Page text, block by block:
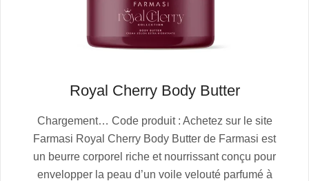
Royal Cherry Body Butter
10-
13
Chargement… Code produit : Achetez sur le site
Farmasi Royal Cherry Body Butter de Farmasi est
un beurre corporel riche et nourrissant conçu pour
envelopper la peau d’un voile velouté parfumé à